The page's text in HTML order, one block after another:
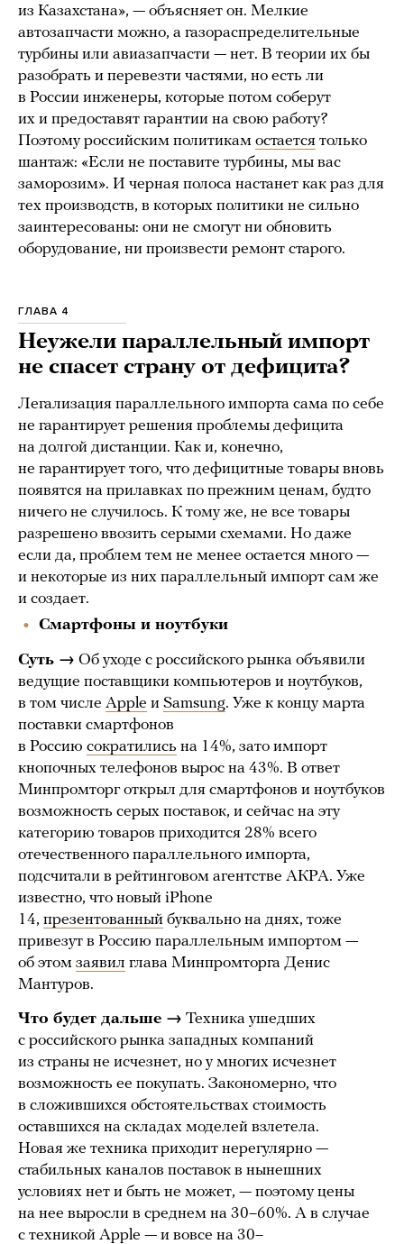
из Казахстана», — объясняет он. Мелкие
автозапчасти можно, а газораспределительные
турбины или авиазапчасти — нет. В теории их бы
разобрать и перевезти частями, но есть ли
в России инженеры, которые потом соберут
их и предоставят гарантии на свою работу?
Поэтому российским политикам остается только
шантаж: «Если не поставите турбины, мы вас
заморозим». И черная полоса настанет как раз для
тех производств, в которых политики не сильно
заинтересованы: они не смогут ни обновить
оборудование, ни произвести ремонт старого.
ГЛАВА 4
Неужели параллельный импорт
не спасет страну от дефицита?
Легализация параллельного импорта сама по себе
не гарантирует решения проблемы дефицита
на долгой дистанции. Как и, конечно,
не гарантирует того, что дефицитные товары вновь
появятся на прилавках по прежним ценам, будто
ничего не случилось. К тому же, не все товары
разрешено ввозить серыми схемами. Но даже
если да, проблем тем не менее остается много —
и некоторые из них параллельный импорт сам же
и создает.
Смартфоны и ноутбуки
Суть → Об уходе с российского рынка объявили
ведущие поставщики компьютеров и ноутбуков,
в том числе Apple и Samsung. Уже к концу марта
поставки смартфонов
в Россию сократились на 14%, зато импорт
кнопочных телефонов вырос на 43%. В ответ
Минпромторг открыл для смартфонов и ноутбуков
возможность серых поставок, и сейчас на эту
категорию товаров приходится 28% всего
отечественного параллельного импорта,
подсчитали в рейтинговом агентстве АКРА. Уже
известно, что новый iPhone
14, презентованный буквально на днях, тоже
привезут в Россию параллельным импортом —
об этом заявил глава Минпромторга Денис
Мантуров.
Что будет дальше → Техника ушедших
с российского рынка западных компаний
из страны не исчезнет, но у многих исчезнет
возможность ее покупать. Закономерно, что
в сложившихся обстоятельствах стоимость
оставшихся на складах моделей взлетела.
Новая же техника приходит нерегулярно —
стабильных каналов поставок в нынешних
условиях нет и быть не может, — поэтому цены
на нее выросли в среднем на 30–60%. А в случае
с техникой Apple — и вовсе на 30–